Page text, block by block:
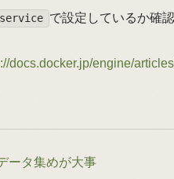
で設定しているか確
docs.docker.jp/engine/
ータ集めが大事